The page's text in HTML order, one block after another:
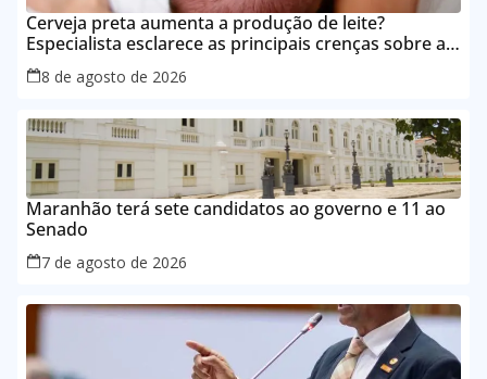
Cerveja preta aumenta a produção de leite?
Especialista esclarece as principais crenças sobre a
alimentação durante a amamentação
8 de agosto de 2026
Maranhão terá sete candidatos ao governo e 11 ao
Senado
7 de agosto de 2026